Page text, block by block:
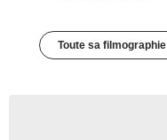
Toute sa filmographie